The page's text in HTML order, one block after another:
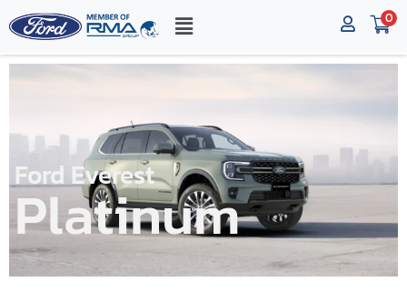
0
Ford Everest
Platinum